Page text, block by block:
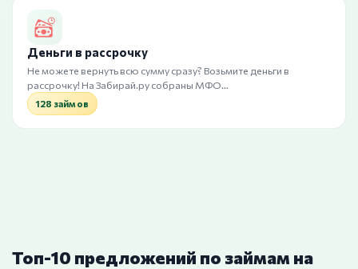
Деньги в рассрочку
Не можете вернуть всю сумму сразу? Возьмите деньги в
рассрочку! На Забирай.ру собраны МФО…
128 займов
Топ-10 предложений по займам на